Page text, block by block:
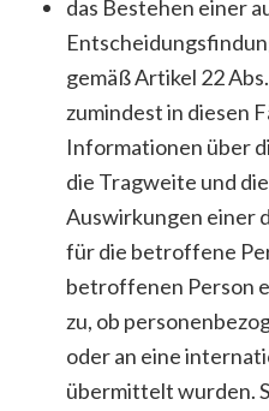
das Bestehen einer
gemäß Artikel 22
zumindest in diesen
Informationen über
die Tragweite und
Auswirkungen einer
für die betroffene
betroffenen Person
zu, ob
oder an eine
übermittelt wurden.